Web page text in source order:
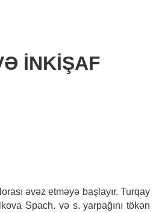
İNKİŞAF
əvəz etməyə başlayır. Turqay
Spach. və s. yarpağını tökən